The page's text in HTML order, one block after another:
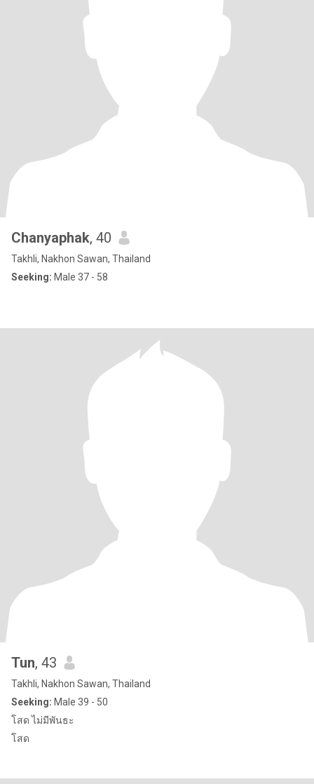
Chanyaphak, 40
Takhli, Nakhon Sawan, Thailand
Seeking: Male 37 - 58
Tun, 43
Takhli, Nakhon Sawan, Thailand
Seeking: Male 39 - 50
โสด ไม่มีพันธะ
โสด